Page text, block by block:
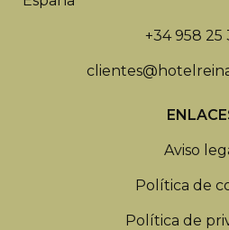
+34 958 25
Aviso
Política de
Política de